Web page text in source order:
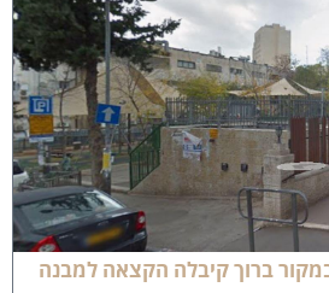
ברוך קיבלה הקצאה למבנה